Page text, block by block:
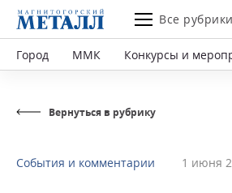
Все рубрики
Город ММК Конкурсы и
Вернуться в рубрику
События и комментарии 1 июня